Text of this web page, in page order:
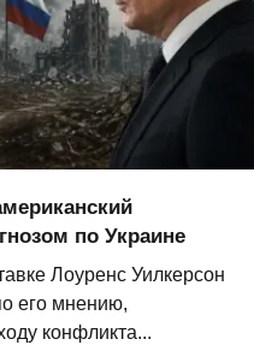
по Украине
Лоуренс Уилкерсон
его мнению,
конфликта...